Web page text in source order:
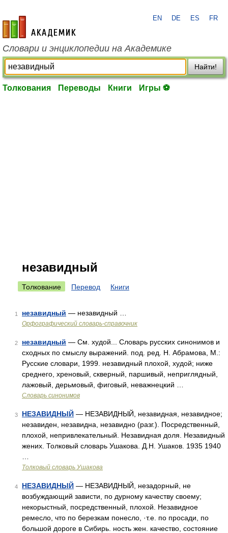
academic.ru
EN DE ES FR
Словари и энциклопедии на Академике
Найти!
Толкования Переводы Книги Игры ⚽
незавидный
Толкование Перевод Книги
1 незавидный — незавидный …
Орфографический словарь-справочник
2 незавидный — См. худой... Словарь русских синонимов и
сходных по смыслу выражений. под. ред. Н. Абрамова, М.:
Русские словари, 1999. незавидный плохой, худой; ниже
среднего, хреновый, скверный, паршивый, неприглядный,
лажовый, дерьмовый, фиговый, неважнецкий …
Словарь синонимов
3 НЕЗАВИДНЫЙ — НЕЗАВИДНЫЙ, незавидная, незавидное;
незавиден, незавидна, незавидно (разг.). Посредственный,
плохой, непривлекательный. Незавидная доля. Незавидный
жених. Толковый словарь Ушакова. Д.Н. Ушаков. 1935 1940
Толковый словарь Ушакова
4 НЕЗАВИДНЫЙ — НЕЗАВИДНЫЙ, незадорный, не
возбуждающий зависти, по дурному качеству своему;
некорыстный, посредственный, плохой. Незавидное
ремесло, что по березкам понесло, ·т.е. по просади, по
большой дороге в Сибирь. ность жен. качество, состояние